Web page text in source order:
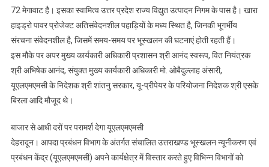
72 मेगावाट है। इसका स्वामित्व उत्तर प्रदेश राज्य विद्युत उत्पादन निगम के पास है। खारा
हाइड्रो पावर प्रोजेक्ट अतिसंवेदनशील पहाड़ियों के मध्य स्थित है, जिनकी भूगर्भीय
संरचना संवेदनशील है, जिसमें समय-समय पर भूस्खलन की घटनाएं होती रहती हैं।
इस मौके पर अपर मुख्य कार्यकारी अधिकारी प्रशासन श्री आनंद स्वरूप, वित नियंत्रक
श्री अभिषेक आनंद, संयुक्त मुख्य कार्यकारी अधिकारी मो. ओबैदुल्लाह अंसारी,
यूएलएमएमसी के निदेशक श्री शांतनु सरकार, यू-प्रीपेयर के परियोजना निदेशक श्री एसके
बिरला आदि मौजूद थे।
बाजार से आधी दरों पर परामर्श देगा यूएलएमएमसी
देहरादून। आपदा प्रबंधन विभाग के अंतर्गत संचालित उत्तराखण्ड भूस्खलन न्यूनीकरण एवं
प्रबंधन केंद्र (यूएलएमएमसी) अपने कार्यक्षेत्र में विस्तार करते हुए विभिन्न विभागों को